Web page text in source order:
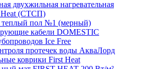
двухжильная нагревательная
Heat (СТСП)
пол №1 (мерный)
кабели DOMESTIC
Ice Free
протечек воды АкваЛорд
коврики First Heat